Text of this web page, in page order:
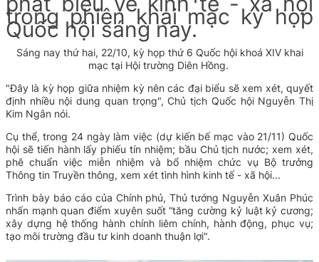
trong phiên khai mạc kỳ họp
Quốc hội sáng nay.
Sáng nay thứ hai, 22/10, kỳ họp thứ 6 Quốc hội khoá XIV khai
mạc tại Hội trường Diên Hồng.
"Đây là kỳ họp giữa nhiệm kỳ nên các đại biểu sẽ xem xét, quyết
định nhiều nội dung quan trọng", Chủ tịch Quốc hội Nguyễn Thị
Kim Ngân nói.
Cụ thể, trong 24 ngày làm việc (dự kiến bế mạc vào 21/11) Quốc
hội sẽ tiến hành lấy phiếu tín nhiệm; bầu Chủ tịch nước; xem xét,
phê chuẩn việc miễn nhiệm và bổ nhiệm chức vụ Bộ trưởng
Thông tin Truyền thông, xem xét tình hình kinh tế - xã hội...
Trình bày báo cáo của Chính phủ, Thủ tướng Nguyễn Xuân Phúc
nhấn mạnh quan điểm xuyên suốt “tăng cường kỷ luật kỷ cương;
xây dựng hệ thống hành chính liêm chính, hành động, phục vụ;
tạo môi trường đầu tư kinh doanh thuận lợi".